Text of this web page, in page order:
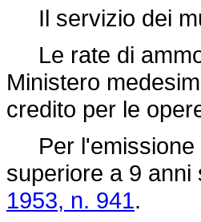
Il servizio dei
Le rate di
Ministero
credito per le
Per l'emissione
superiore a 9
1953, n. 941.